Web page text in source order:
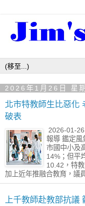
2026年1月26日 星
北市特教師生比惡化
破表
2026-01-
報導 鑑定風
市國中小及
14%；但平
10.42，特
加上近年推融合教育，議
上千教師赴教部抗議